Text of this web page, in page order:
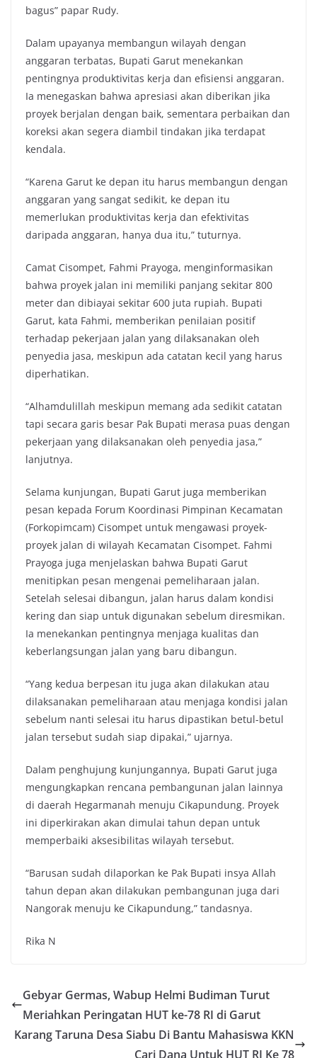
bagus” papar Rudy.
Dalam upayanya membangun wilayah dengan
anggaran terbatas, Bupati Garut menekankan
pentingnya produktivitas kerja dan efisiensi anggaran.
Ia menegaskan bahwa apresiasi akan diberikan jika
proyek berjalan dengan baik, sementara perbaikan dan
koreksi akan segera diambil tindakan jika terdapat
kendala.
“Karena Garut ke depan itu harus membangun dengan
anggaran yang sangat sedikit, ke depan itu
memerlukan produktivitas kerja dan efektivitas
daripada anggaran, hanya dua itu,” tuturnya.
Camat Cisompet, Fahmi Prayoga, menginformasikan
bahwa proyek jalan ini memiliki panjang sekitar 800
meter dan dibiayai sekitar 600 juta rupiah. Bupati
Garut, kata Fahmi, memberikan penilaian positif
terhadap pekerjaan jalan yang dilaksanakan oleh
penyedia jasa, meskipun ada catatan kecil yang harus
diperhatikan.
“Alhamdulillah meskipun memang ada sedikit catatan
tapi secara garis besar Pak Bupati merasa puas dengan
pekerjaan yang dilaksanakan oleh penyedia jasa,”
lanjutnya.
Selama kunjungan, Bupati Garut juga memberikan
pesan kepada Forum Koordinasi Pimpinan Kecamatan
(Forkopimcam) Cisompet untuk mengawasi proyek-
proyek jalan di wilayah Kecamatan Cisompet. Fahmi
Prayoga juga menjelaskan bahwa Bupati Garut
menitipkan pesan mengenai pemeliharaan jalan.
Setelah selesai dibangun, jalan harus dalam kondisi
kering dan siap untuk digunakan sebelum diresmikan.
Ia menekankan pentingnya menjaga kualitas dan
keberlangsungan jalan yang baru dibangun.
“Yang kedua berpesan itu juga akan dilakukan atau
dilaksanakan pemeliharaan atau menjaga kondisi jalan
sebelum nanti selesai itu harus dipastikan betul-betul
jalan tersebut sudah siap dipakai,” ujarnya.
Dalam penghujung kunjungannya, Bupati Garut juga
mengungkapkan rencana pembangunan jalan lainnya
di daerah Hegarmanah menuju Cikapundung. Proyek
ini diperkirakan akan dimulai tahun depan untuk
memperbaiki aksesibilitas wilayah tersebut.
“Barusan sudah dilaporkan ke Pak Bupati insya Allah
tahun depan akan dilakukan pembangunan juga dari
Nangorak menuju ke Cikapundung,” tandasnya.
Rika N
Gebyar Germas, Wabup Helmi Budiman Turut
Meriahkan Peringatan HUT ke-78 RI di Garut
Karang Taruna Desa Siabu Di Bantu Mahasiswa KKN
Cari Dana Untuk HUT RI Ke 78